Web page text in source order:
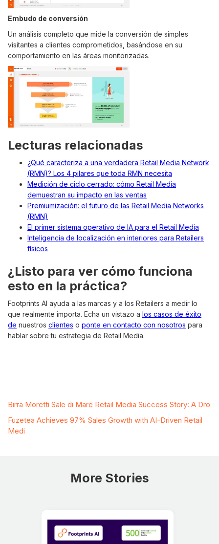
Embudo de conversión
Un análisis completo que mide la conversión de simples
visitantes a clientes comprometidos, basándose en su
comportamiento en las áreas monitorizadas.
Lecturas relacionadas
¿Qué caracteriza a una verdadera Retail Media Network
(RMN)? Los 4 pilares que toda RMN necesita
Medición de ciclo cerrado: cómo Retail Media
demuestran su impacto en las ventas
Premiumización: el futuro de las Retail Media Networks
(RMN)
El primer sistema operativo de IA para el Retail Media
Inteligencia de localización en interiores para Retailers
físicos
¿Listo para ver cómo funciona
esto en la práctica?
Footprints AI ayuda a las marcas y a los Retailers a medir lo
que realmente importa. Echa un vistazo a los casos de éxito
de nuestros clientes o ponte en contacto con nosotros para
hablar sobre tu estrategia de Retail Media.
Birra Moretti Sale di Mare Retail Media Success Story: A Dro
Fuzetea Achieves 97% Sales Growth with AI-Driven Retail
Medi
More Stories